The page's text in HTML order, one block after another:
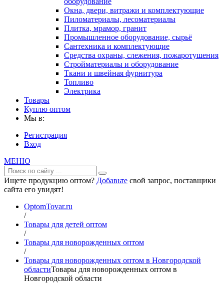
Окна, двери, витражи и комплектующие
Пиломатериалы, лесоматериалы
Плитка, мрамор, гранит
Промышленное оборудование, сырьё
Сантехника и комплектующие
Средства охраны, слежения, пожаротушения
Стройматериалы и оборудование
Ткани и швейная фурнитура
Топливо
Электрика
Товары
Куплю оптом
Мы в:
Регистрация
Вход
МЕНЮ
Ищете продукцию оптом? Добавьте свой запрос, поставщики
сайта его увидят!
OptomTovar.ru
/
Товары для детей оптом
/
Товары для новорожденных оптом
/
Товары для новорожденных оптом в Новгородской
областиТовары для новорожденных оптом в
Новгородской области